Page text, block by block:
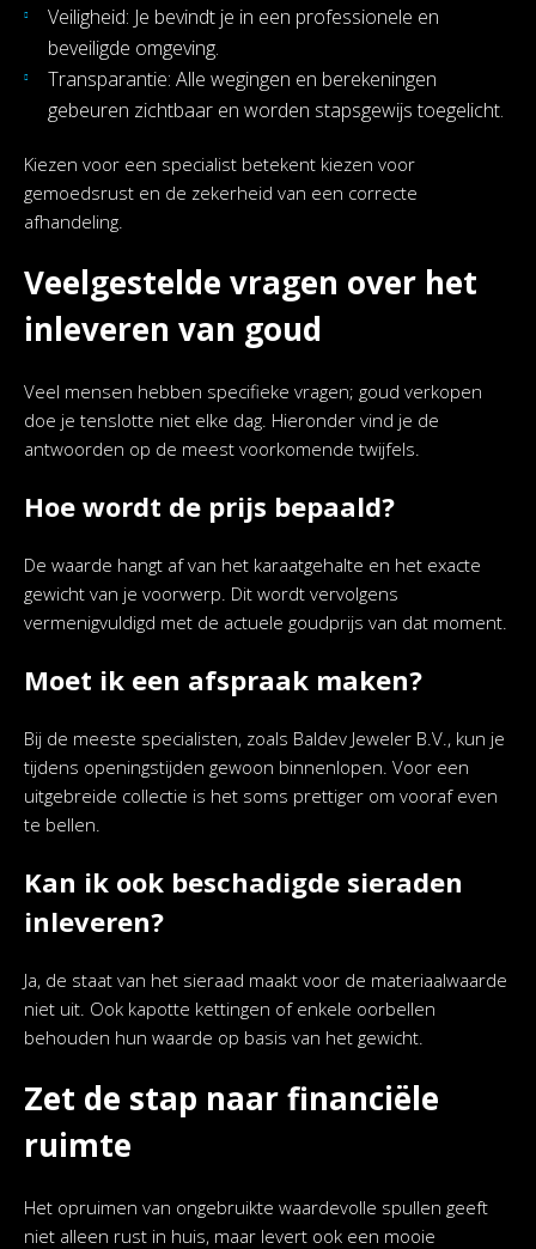
Veiligheid: Je bevindt je in een professionele en
beveiligde omgeving.
Transparantie: Alle wegingen en berekeningen
gebeuren zichtbaar en worden stapsgewijs toegelicht.
Kiezen voor een specialist betekent kiezen voor
gemoedsrust en de zekerheid van een correcte
afhandeling.
Veelgestelde vragen over het
inleveren van goud
Veel mensen hebben specifieke vragen; goud verkopen
doe je tenslotte niet elke dag. Hieronder vind je de
antwoorden op de meest voorkomende twijfels.
Hoe wordt de prijs bepaald?
De waarde hangt af van het karaatgehalte en het exacte
gewicht van je voorwerp. Dit wordt vervolgens
vermenigvuldigd met de actuele goudprijs van dat moment.
Moet ik een afspraak maken?
Bij de meeste specialisten, zoals Baldev Jeweler B.V., kun je
tijdens openingstijden gewoon binnenlopen. Voor een
uitgebreide collectie is het soms prettiger om vooraf even
te bellen.
Kan ik ook beschadigde sieraden
inleveren?
Ja, de staat van het sieraad maakt voor de materiaalwaarde
niet uit. Ook kapotte kettingen of enkele oorbellen
behouden hun waarde op basis van het gewicht.
Zet de stap naar financiële
ruimte
Het opruimen van ongebruikte waardevolle spullen geeft
niet alleen rust in huis, maar levert ook een mooie